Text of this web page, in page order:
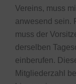
Vereins, muss
anwesend sein.
muss der
derselben
einberufen.
Mitgliederzahl